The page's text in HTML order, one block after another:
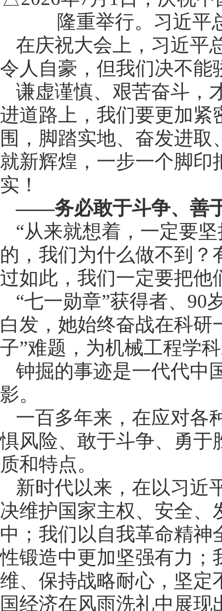
隆重举行。习近平
在庆祝大会上，习近平
令人自豪，但我们决不能
谦虚谨慎、艰苦奋斗，
进道路上，我们要更加紧
围，脚踏实地、奋发进
就新辉煌，一步一个脚印
实！
——务必敢于斗争、善
“从来就想着，一定要
的，我们为什么做不到
过如此，我们一定要把他
“七一勋章”获得者、90
白发，她始终奋战在科研
子”难题，为机械工程学
钟掘的事迹是一代代中
影。
一百多年来，在应对各
惧风险、敢于斗争、勇于
质和特点。
新时代以来，在以习近
决维护国家主权、安全
中；我们以自我革命精
性锻造中更加坚强有力；
维、保持战略耐心，坚定
国经济在风雨洗礼中展现